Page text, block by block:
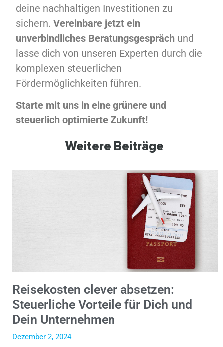
deine nachhaltigen Investitionen zu
sichern.Vereinbare jetzt ein
unverbindliches Beratungsgespräch und
lasse dich von unseren Experten durch die
komplexen steuerlichen
Fördermöglichkeiten führen.
Starte mit uns in eine grünere und
steuerlich optimierte Zukunft!
Weitere Beiträge
Reisekosten clever absetzen:
Steuerliche Vorteile für Dich und
Dein Unternehmen
Dezember 2, 2024